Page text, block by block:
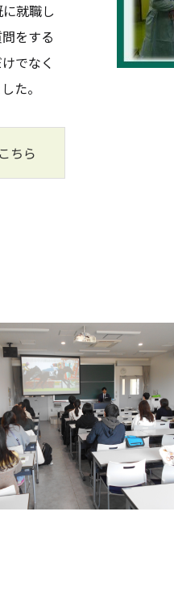
就職し
をする
でなく
た。
ちら